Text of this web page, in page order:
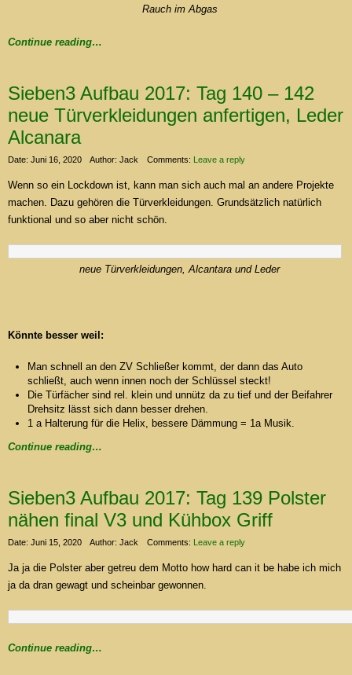
Rauch im Abgas
Continue reading…
Sieben3 Aufbau 2017: Tag 140 – 142
neue Türverkleidungen anfertigen, Leder
Alcanara
Date: Juni 16, 2020 Author: Jack Comments: Leave a reply
Wenn so ein Lockdown ist, kann man sich auch mal an andere Projekte
machen. Dazu gehören die Türverkleidungen. Grundsätzlich natürlich
funktional und so aber nicht schön.
neue Türverkleidungen, Alcantara und Leder
Könnte besser weil:
Man schnell an den ZV Schließer kommt, der dann das Auto
schließt, auch wenn innen noch der Schlüssel steckt!
Die Türfächer sind rel. klein und unnütz da zu tief und der Beifahrer
Drehsitz lässt sich dann besser drehen.
1 a Halterung für die Helix, bessere Dämmung = 1a Musik.
Continue reading…
Sieben3 Aufbau 2017: Tag 139 Polster
nähen final V3 und Kühbox Griff
Date: Juni 15, 2020 Author: Jack Comments: Leave a reply
Ja ja die Polster aber getreu dem Motto how hard can it be habe ich mich
ja da dran gewagt und scheinbar gewonnen.
Continue reading…